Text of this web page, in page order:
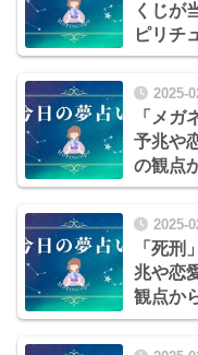
くじが
ピリチ
2025-
「メガ
予兆や
の観点
2025-
「死刑
兆や恋
観点か